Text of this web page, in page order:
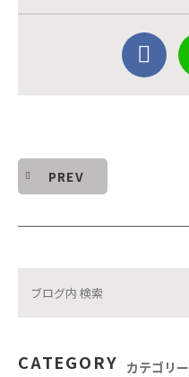
PREV
CATEGORY カテゴリー